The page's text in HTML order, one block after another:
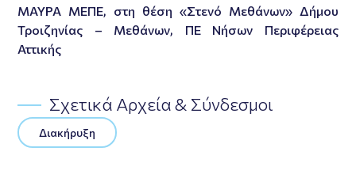
ΜΑΥΡΑ ΜΕΠΕ, στη θέση «Στενό Μεθάνων» Δήμου
Τροιζηνίας – Μεθάνων, ΠΕ Νήσων Περιφέρειας
Αττικής
Σχετικά Αρχεία & Σύνδεσμοι
Διακήρυξη